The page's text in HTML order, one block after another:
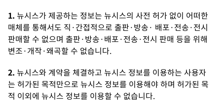
1. 뉴시스가 제공하는 정보는 뉴시스의 사전 허가 없이 어떠한
매체를 통해서도 직·간접적으로 출판·방송· 배포·전송·전시
판매할 수 없으며 출판·방송·배포·전송·전시 판매 등을 위해
변조·개작·왜곡할 수 없습니다.
2. 뉴시스와 계약을 체결하고 뉴시스 정보를 이용하는 사용자
는 허가된 목적만으로 뉴시스 정보를 이용해야 하며 허가된 목
적 이외에 뉴시스 정보를 이용할 수 없습니다.